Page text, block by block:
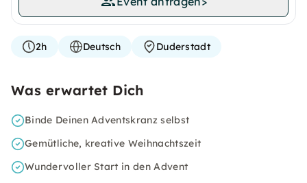
2h Deutsch Duderstadt
Was erwartet Dich
Binde Deinen Adventskranz selbst
Gemütliche, kreative Weihnachtszeit
Wundervoller Start in den Advent